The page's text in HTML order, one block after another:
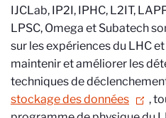
IJCLab, IP2I, IPHC, L2IT,
LPSC, Omega et Subatech
sur les expériences du LHC
maintenir et améliorer les
techniques de
stockage des données
,